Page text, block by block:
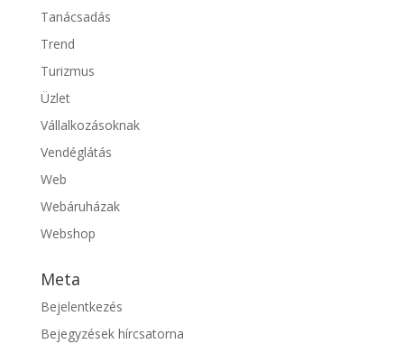
Tanácsadás
Trend
Turizmus
Üzlet
Vállalkozásoknak
Vendéglátás
Web
Webáruházak
Webshop
Meta
Bejelentkezés
Bejegyzések hírcsatorna